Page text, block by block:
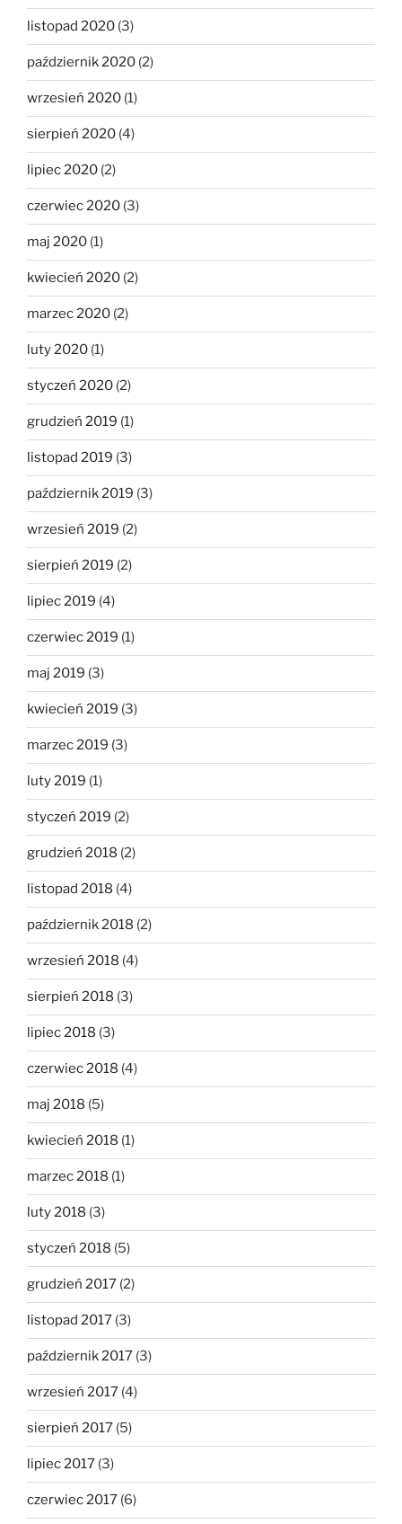
listopad 2020 (3)
październik 2020 (2)
wrzesień 2020 (1)
sierpień 2020 (4)
lipiec 2020 (2)
czerwiec 2020 (3)
maj 2020 (1)
kwiecień 2020 (2)
marzec 2020 (2)
luty 2020 (1)
styczeń 2020 (2)
grudzień 2019 (1)
listopad 2019 (3)
październik 2019 (3)
wrzesień 2019 (2)
sierpień 2019 (2)
lipiec 2019 (4)
czerwiec 2019 (1)
maj 2019 (3)
kwiecień 2019 (3)
marzec 2019 (3)
luty 2019 (1)
styczeń 2019 (2)
grudzień 2018 (2)
listopad 2018 (4)
październik 2018 (2)
wrzesień 2018 (4)
sierpień 2018 (3)
lipiec 2018 (3)
czerwiec 2018 (4)
maj 2018 (5)
kwiecień 2018 (1)
marzec 2018 (1)
luty 2018 (3)
styczeń 2018 (5)
grudzień 2017 (2)
listopad 2017 (3)
październik 2017 (3)
wrzesień 2017 (4)
sierpień 2017 (5)
lipiec 2017 (3)
czerwiec 2017 (6)